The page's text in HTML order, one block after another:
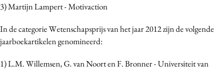
3) Martijn Lampert - Motivaction
In de categorie Wetenschapsprijs van het jaar 2012 zijn de volgende
jaarboekartikelen genomineerd:
1) L.M. Willemsen, G. van Noort en F. Bronner - Universiteit van